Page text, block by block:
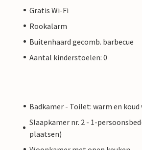
Gratis Wi-Fi
Rookalarm
Buitenhaard gecomb. barbecue
Aantal kinderstoelen: 0
Badkamer - Toilet: warm en koud
Slaapkamer nr. 2 - 1-
plaatsen)